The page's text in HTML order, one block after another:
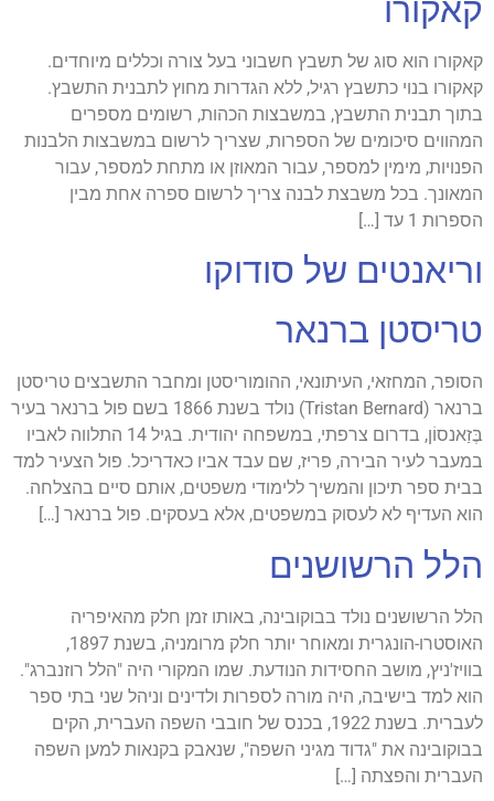
קאקורו
קאקורו הוא סוג של תשבץ חשבוני בעל צורה וכללים מיוחדים.
קאקורו בנוי כתשבץ רגיל, ללא הגדרות מחוץ לתבנית התשבץ.
בתוך תבנית התשבץ, במשבצות הכהות, רשומים מספרים
המהווים סיכומים של הספרות, שצריך לרשום במשבצות הלבנות
הפנויות, מימין למספר, עבור המאוזן או מתחת למספר, עבור
המאונך. בכל משבצת לבנה צריך לרשום ספרה אחת מבין
הספרות 1 עד […]
וריאנטים של סודוקו
טריסטן ברנאר
הסופר, המחזאי, העיתונאי, ההומוריסטן ומחבר התשבצים טריסטן
ברנאר (Tristan Bernard) נולד בשנת 1866 בשם פול ברנאר בעיר
בֶּזַאנסוֹן, בדרום צרפתי, במשפחה יהודית. בגיל 14 התלווה לאביו
במעבר לעיר הבירה, פריז, שם עבד אביו כאדריכל. פול הצעיר למד
בבית ספר תיכון והמשיך ללימודי משפטים, אותם סיים בהצלחה.
הוא העדיף לא לעסוק במשפטים, אלא בעסקים. פול ברנאר […]
הלל הרשושנים
הלל הרשושנים נולד בבוקובינה, באותו זמן חלק מהאיפריה
האוסטרו-הונגרית ומאוחר יותר חלק מרומניה, בשנת 1897,
בוויז'ניץ, מושב החסידות הנודעת. שמו המקורי היה "הלל רוזנברג".
הוא למד בישיבה, היה מורה לספרות ולדינים וניהל שני בתי ספר
לעברית. בשנת 1922, בכנס של חובבי השפה העברית, הקים
בבוקובינה את "גדוד מגיני השפה", שנאבק בקנאות למען השפה
העברית והפצתה […]